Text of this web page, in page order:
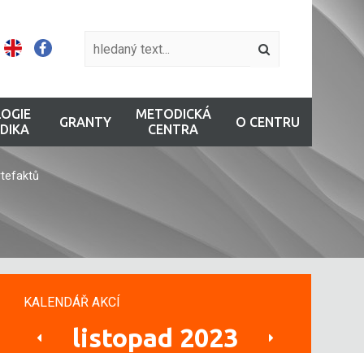
GRANTY
METODICKÁ
CENTRA
O CENTRU
KALENDÁŘ AKCÍ
listopad 2023